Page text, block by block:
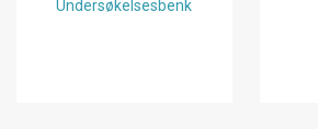
Undersøkelsesbenk